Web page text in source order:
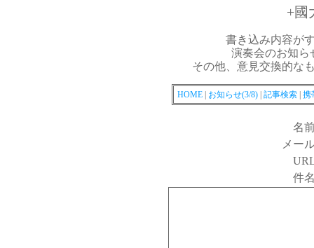
+國
書き込み内容が
演奏会のお知ら
その他、意見交換的な
HOME お知らせ(3/8) 記事検索 携
名
メー
件